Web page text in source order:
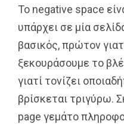
Το negative space
υπάρχει σε μία
βασικός, πρώτον
ξεκουράσουμε το
γιατί τονίζει
βρίσκεται τριγύρω.
page γεμάτο